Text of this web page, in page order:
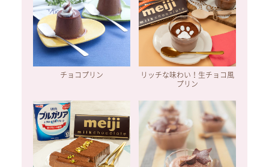
チョコプリン
リッチな味わい！生チョコ風
プリン